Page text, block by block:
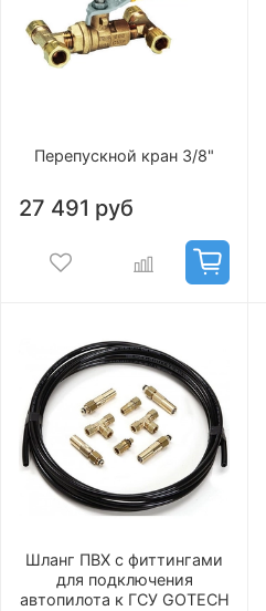
Перепускной кран 3/8"
27 491 руб
Шланг ПВХ с фиттингами
для подключения
автопилота к ГСУ GOTECH